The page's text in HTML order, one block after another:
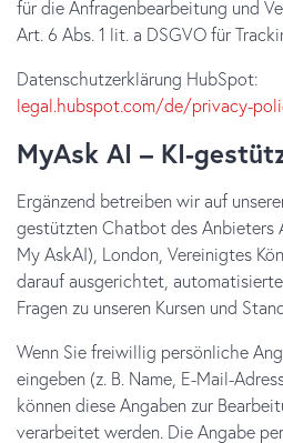
für die Anfragenbearbeitung und
Art. 6 Abs. 1 lit. a DSGVO für
Datenschutzerklärung HubSpot:
legal.hubspot.com/de/privacy-
MyAsk AI – KI-
Ergänzend betreiben wir auf
gestützten Chatbot des Anbieters
My AskAI), London, Vereinigtes
darauf ausgerichtet,
Fragen zu unseren Kursen und
Wenn Sie freiwillig persönliche
eingeben (z. B. Name, E-Mail-
können diese Angaben zur
verarbeitet werden. Die Angabe